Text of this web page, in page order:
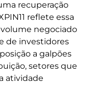
recuperação
reflete essa
negociado
de investidores
a galpões
setores que
atividade